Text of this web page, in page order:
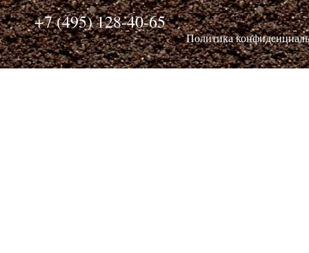
Политика
+7 (495) 128-40-65